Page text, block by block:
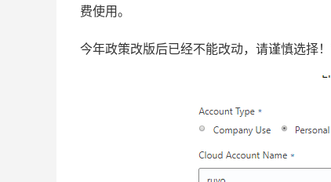
费使用。
今年政策改版后已经不能改动，请谨慎选择